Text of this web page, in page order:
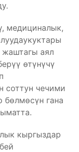
медициналык,
жаштагы аял
өтүнүчү
соттун чечими
бөлмөсүн гана
кыргыздар